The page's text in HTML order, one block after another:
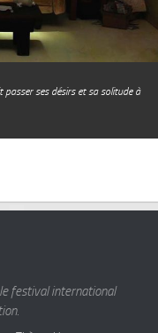
passer ses désirs et sa solitude à
festival international